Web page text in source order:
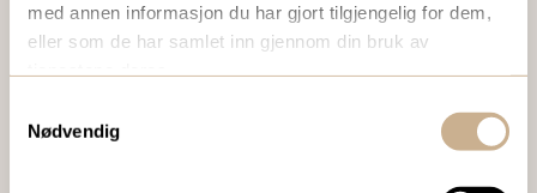
med annen informasjon du har gjort tilgjengelig for dem,
eller som de har samlet inn gjennom din bruk av
Nødvendig
BESTILL VÅRT GRATIS KUNDEMAGASIN
med siste nytt innenfor ortopedi, traume, kirurgi, hospital